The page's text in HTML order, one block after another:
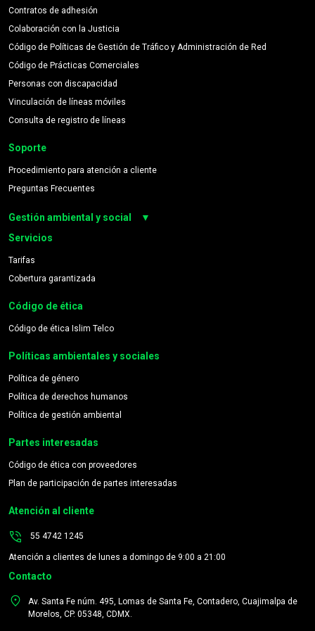
Contratos de adhesión
Colaboración con la Justicia
Código de Políticas de Gestión de Tráfico y Administración de Red
Código de Prácticas Comerciales
Personas con discapacidad
Vinculación de líneas móviles
Consulta de registro de líneas
Soporte
Procedimiento para atención a cliente
Preguntas Frecuentes
Gestión ambiental y social ▼
Compromiso medioambiental
denuncia@netwey.com.mx
720 273 3632
Servicios
Tarifas
Cobertura garantizada
Código de ética
Código de ética Islim Telco
Políticas ambientales y sociales
Política de género
Política de derechos humanos
Política de gestión ambiental
Partes interesadas
Código de ética con proveedores
Plan de participación de partes interesadas
Atención al cliente
55 4742 1245
Atención a clientes de lunes a domingo de 9:00 a 21:00
Contacto
Av. Santa Fe núm. 495, Lomas de Santa Fe, Contadero, Cuajimalpa de
Morelos, CP. 05348, CDMX.